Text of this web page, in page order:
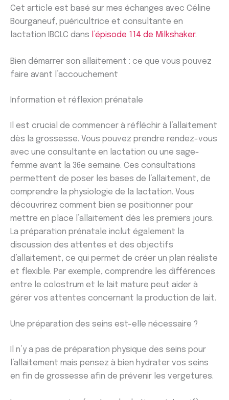
Cet article est basé sur mes échanges avec Céline
Bourganeuf, puéricultrice et consultante en
lactation IBCLC dans l’épisode 114 de Milkshaker.
Bien démarrer son allaitement : ce que vous pouvez
faire avant l’accouchement
Information et réflexion prénatale
Il est crucial de commencer à réfléchir à l’allaitement
dès la grossesse. Vous pouvez prendre rendez-vous
avec une consultante en lactation ou une sage-
femme avant la 36e semaine. Ces consultations
permettent de poser les bases de l’allaitement, de
comprendre la physiologie de la lactation. Vous
découvrirez comment bien se positionner pour
mettre en place l’allaitement dès les premiers jours.
La préparation prénatale inclut également la
discussion des attentes et des objectifs
d’allaitement, ce qui permet de créer un plan réaliste
et flexible. Par exemple, comprendre les différences
entre le colostrum et le lait mature peut aider à
gérer vos attentes concernant la production de lait.
Une préparation des seins est-elle nécessaire ?
Il n’y a pas de préparation physique des seins pour
l’allaitement mais pensez à bien hydrater vos seins
en fin de grossesse afin de prévenir les vergetures.